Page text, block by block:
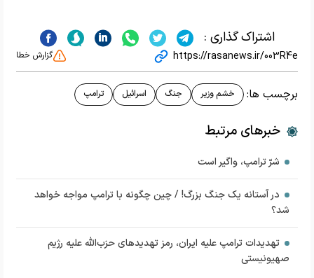
اشتراک گذاری :
https://rasanews.ir/003R4e گزارش خطا
برچسب ها: خشم وزیر جنگ اسرائیل ترامپ
خبرهای مرتبط
شرّ ترامپ، واگیر است
در آستانه یک جنگ بزرگ! / چین چگونه با ترامپ مواجه خواهد
شد؟
تهدیدات ترامپ علیه ایران، رمز تهدیدهای حزب‌الله علیه رژیم
صهیونیستی